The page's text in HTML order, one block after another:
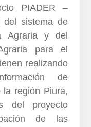
PIADER –
del sistema de
Agraria y del
para el
realizando
de
la región Piura,
del proyecto
de las